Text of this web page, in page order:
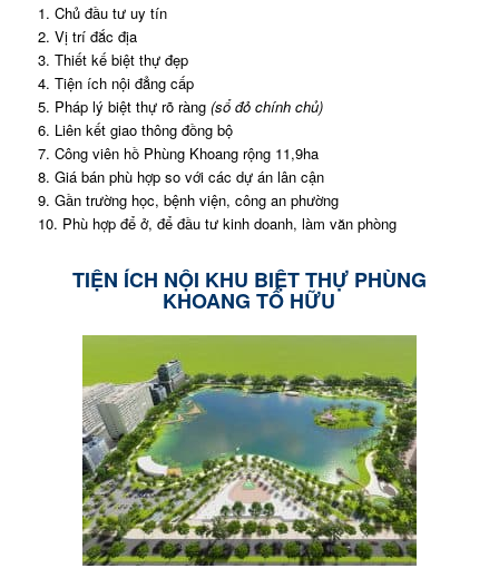
1. Chủ đầu tư uy tín
2. Vị trí đắc địa
3. Thiết kế biệt thự đẹp
4. Tiện ích nội đẳng cấp
5. Pháp lý biệt thự rõ ràng (sổ đỏ chính chủ)
6. Liên kết giao thông đồng bộ
7. Công viên hồ Phùng Khoang rộng 11,9ha
8. Giá bán phù hợp so với các dự án lân cận
9. Gần trường học, bệnh viện, công an phường
10. Phù hợp để ở, để đầu tư kinh doanh, làm văn phòng
TIỆN ÍCH NỘI KHU BIỆT THỰ PHÙNG
KHOANG TỐ HỮU